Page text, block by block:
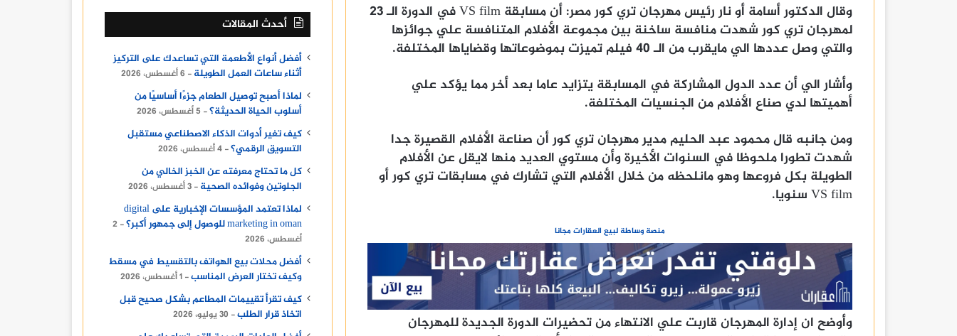
وقال الدكتور أسامة أو نار رئيس مهرجان تري كور مصر: أن مسابقة VS film في الدورة الـ 23
لمهرجان تري كور شهدت منافسة ساخنة بين مجموعة الأفلام المتنافسة علي جوائزها
والتي وصل عددها الي مايقرب من الـ 40 فيلم تميزت بموضوعاتها وقضاياها المختلفة.
وأشار الي أن عدد الدول المشاركة في المسابقة يتزايد عاما بعد أخر مما يؤكد علي
أهميتها لدي صناع الأفلام من الجنسيات المختلفة.
ومن جانبه قال محمود عبد الحليم مدير مهرجان تري كور أن صناعة الأفلام القصيرة جدا
شهدت تطورا ملحوظا في السنوات الأخيرة وأن مستوي العديد منها لايقل عن الأفلام
الطويلة بكل فروعها وهو مانلحظه من خلال الأفلام التي تشارك في مسابقات تري كور أو
VS film سنويا.
منصة وساطة لبيع العقارات مجانا
وأوضح ان إدارة المهرجان قاربت علي الانتهاء من تحضيرات الدورة الجديدة للمهرجان
أحدث المقالات
أفضل أنواع الأطعمة التي تساعدك على التركيز
أثناء ساعات العمل الطويلة
6 أغسطس، 2026
لماذا أصبح توصيل الطعام جزءًا أساسيًا من
أسلوب الحياة الحديثة؟
5 أغسطس، 2026
كيف تغير أدوات الذكاء الاصطناعي مستقبل
التسويق الرقمي؟
4 أغسطس، 2026
كل ما تحتاج معرفته عن الخبز الخالي من
الجلوتين وفوائده الصحية
3 أغسطس، 2026
لماذا تعتمد المؤسسات الإخبارية على digital
marketing in oman للوصول إلى جمهور أكبر؟
2
أغسطس، 2026
أفضل محلات بيع الهواتف بالتقسيط في مسقط
وكيف تختار العرض المناسب
1 أغسطس، 2026
كيف تقرأ تقييمات المطاعم بشكل صحيح قبل
اتخاذ قرار الطلب
30 يوليو، 2026